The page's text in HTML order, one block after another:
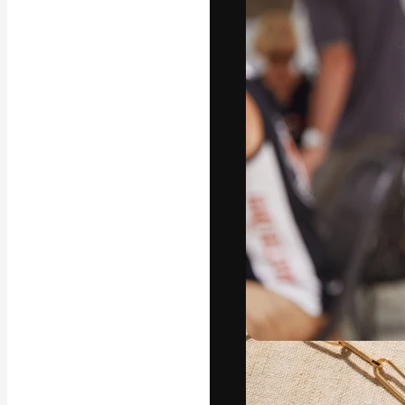
La plateforme
vos meilleurs
d’abonnés :
studios.
Français
Copyright ©